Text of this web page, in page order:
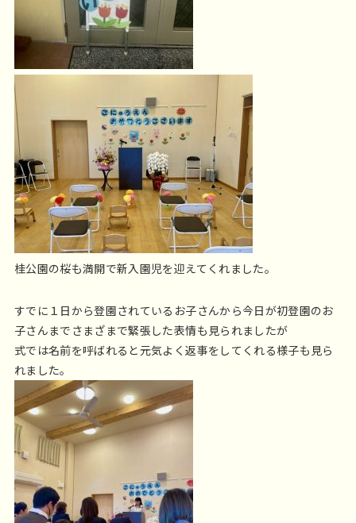
桂公園の桜も満開で新入園児を迎えてくれました。
すでに１日から登園されているお子さんから今日が初登園のお
子さんまでさまざまで緊張した表情も見られましたが
式では名前を呼ばれると元気よく返事をしてくれる様子も見ら
れました。